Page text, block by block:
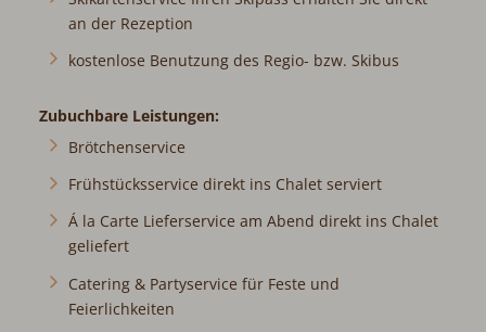
an der Rezeption
kostenlose Benutzung des Regio- bzw. Skibus
Zubuchbare Leistungen:
Brötchenservice
Frühstücksservice direkt ins Chalet serviert
Á la Carte Lieferservice am Abend direkt ins Chalet
geliefert
Catering & Partyservice für Feste und
Feierlichkeiten